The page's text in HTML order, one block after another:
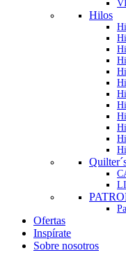
Hilos
Ofertas
Inspírate
Sobre nosotros